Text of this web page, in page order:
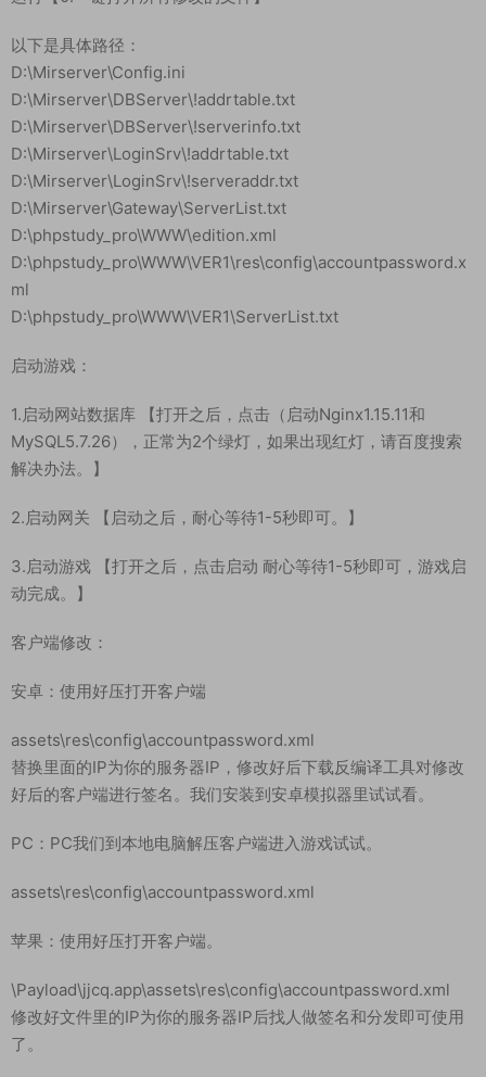
以下是具体路径：
D:\Mirserver\Config.ini
D:\Mirserver\DBServer\!addrtable.txt
D:\Mirserver\DBServer\!serverinfo.txt
D:\Mirserver\LoginSrv\!addrtable.txt
D:\Mirserver\LoginSrv\!serveraddr.txt
D:\Mirserver\Gateway\ServerList.txt
D:\phpstudy_pro\WWW\edition.xml
D:\phpstudy_pro\WWW\VER1\res\config\accountpassword.x
ml
D:\phpstudy_pro\WWW\VER1\ServerList.txt
启动游戏：
1.启动网站数据库 【打开之后，点击（启动Nginx1.15.11和
MySQL5.7.26），正常为2个绿灯，如果出现红灯，请百度搜索
解决办法。】
2.启动网关 【启动之后，耐心等待1-5秒即可。】
3.启动游戏 【打开之后，点击启动 耐心等待1-5秒即可，游戏启
动完成。】
客户端修改：
安卓：使用好压打开客户端
assets\res\config\accountpassword.xml
替换里面的IP为你的服务器IP，修改好后下载反编译工具对修改
好后的客户端进行签名。我们安装到安卓模拟器里试试看。
PC：PC我们到本地电脑解压客户端进入游戏试试。
assets\res\config\accountpassword.xml
苹果：使用好压打开客户端。
\Payload\jjcq.app\assets\res\config\accountpassword.xml
修改好文件里的IP为你的服务器IP后找人做签名和分发即可使用
了。